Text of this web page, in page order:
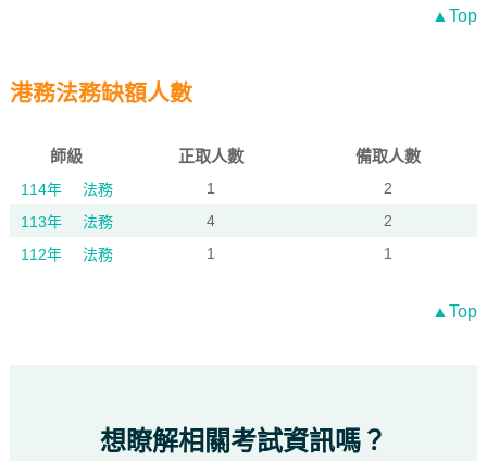
▲Top
港務法務缺額人數
師級 正取人數 備取人數
114年 法務 1
2
113年
法務 4
2
112年
法務 1 1
▲Top
想瞭解相關考試資訊嗎？